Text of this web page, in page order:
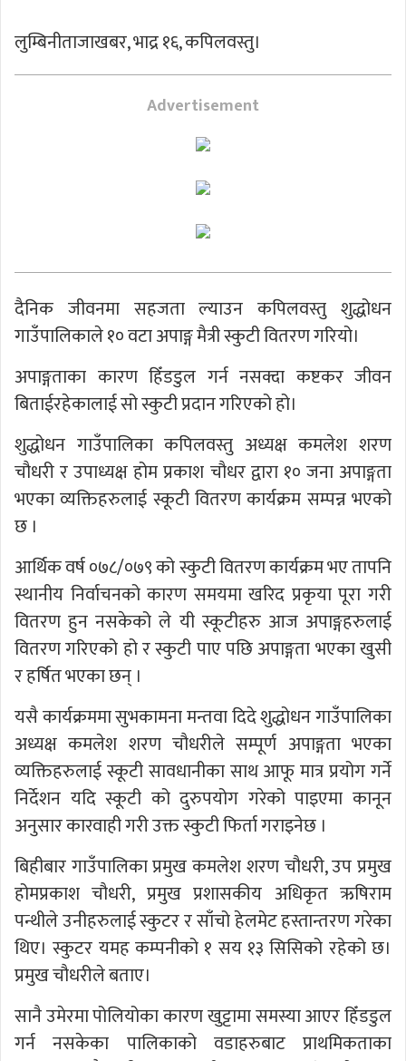
लुम्बिनीताजाखबर, भाद्र १६, कपिलवस्तु।
Advertisement
दैनिक जीवनमा सहजता ल्याउन कपिलवस्तु शुद्धोधन
गाउँपालिकाले १० वटा अपाङ्ग मैत्री स्कुटी वितरण गरियो।
अपाङ्गताका कारण हिँडडुल गर्न नसक्दा कष्टकर जीवन
बिताईरहेकालाई सो स्कुटी प्रदान गरिएको हो।
शुद्धोधन गाउँपालिका कपिलवस्तु अध्यक्ष कमलेश शरण
चौधरी र उपाध्यक्ष होम प्रकाश चौधर द्वारा १० जना अपाङ्गता
भएका व्यक्तिहरुलाई स्कूटी वितरण कार्यक्रम सम्पन्न भएको
छ ।
आर्थिक वर्ष ०७८/०७९ को स्कुटी वितरण कार्यक्रम भए तापनि
स्थानीय निर्वाचनको कारण समयमा खरिद प्रकृया पूरा गरी
वितरण हुन नसकेको ले यी स्कूटीहरु आज अपाङ्गहरुलाई
वितरण गरिएको हो र स्कुटी पाए पछि अपाङ्गता भएका खुसी
र हर्षित भएका छन् ।
यसै कार्यक्रममा सुभकामना मन्तवा दिदे शुद्धोधन गाउँपालिका
अध्यक्ष कमलेश शरण चौधरीले सम्पूर्ण अपाङ्गता भएका
व्यक्तिहरुलाई स्कूटी सावधानीका साथ आफू मात्र प्रयोग गर्ने
निर्देशन यदि स्कूटी को दुरुपयोग गरेको पाइएमा कानून
अनुसार कारवाही गरी उक्त स्कुटी फिर्ता गराइनेछ ।
बिहीबार गाउँपालिका प्रमुख कमलेश शरण चौधरी, उप प्रमुख
होमप्रकाश चौधरी, प्रमुख प्रशासकीय अधिकृत ऋषिराम
पन्थीले उनीहरुलाई स्कुटर र साँचो हेलमेट हस्तान्तरण गरेका
थिए। स्कुटर यमह कम्पनीको १ सय १३ सिसिको रहेको छ।
प्रमुख चौधरीले बताए।
सानै उमेरमा पोलियोका कारण खुट्टामा समस्या आएर हिँडडुल
गर्न नसकेका पालिकाको वडाहरुबाट प्राथमिकताका